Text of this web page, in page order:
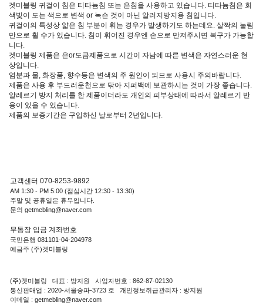
겟미블링 귀걸이 침은 티타늄침 또는 은침을 사용하고 있습니다. 티타늄침은 회
색빛이 도는 색으로 변색 or 녹슨 것이 아닌 알러지방지용 침입니다.
귀걸이의 특성상 얇은 침 부분이 휘는 경우가 발생하기도 하는데요. 살짝의 눌림
만으로 휠 수가 있습니다. 침이 휘어진 경우엔 손으로 만져주시면 복구가 가능합
니다.
겟미블링 제품은 은or도금제품으로 시간이 자남에 따른 변색은 자연스러운 현
상입니다.
염분과 물, 화장품, 향수등은 변색의 주 원인이 되므로 사용시 주의바랍니다.
제품은 사용 후 부드러운천으로 닦아 지퍼백에 보관하시는 것이 가장 좋습니다.
알레르기 방지 처리를 한 제품이더라도 개인의 피부상태에 따라서 알레르기 반
응이 있을 수 있습니다.
제품의 보증기간은 구입하신 날로부터 2년입니다.
고객센터 070-8253-9892
AM 1:30 - PM 5:00 (점심시간 12:30 - 13:30)
주말 및 공휴일은 휴무입니다.
문의 getmebling@naver.com
무통장 입금 계좌번호
국민은행 081101-04-204978
예금주 (주)겟미블링
(주)겟미블링 대표 : 방지원 사업자번호 : 862-87-02130
통신판매업 : 2020-서울송파-3723 호 개인정보취급관리자 : 방지원
이메일 : getmebling@naver.com